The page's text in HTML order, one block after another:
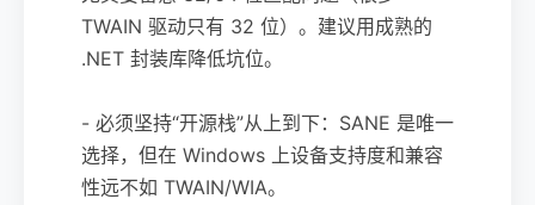
TWAIN 驱动只有 32 位）。建议用成熟的
.NET 封装库降低坑位。
- 必须坚持“开源栈”从上到下：SANE 是唯一
选择，但在 Windows 上设备支持度和兼容
性远不如 TWAIN/WIA。